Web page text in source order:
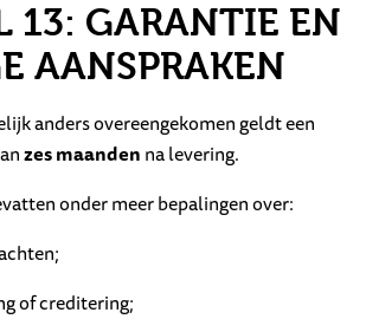
13: GARANTIE EN
AANSPRAKEN
anders overeengekomen geldt een
zes maandenna levering.
onder meer bepalingen over:
of creditering;